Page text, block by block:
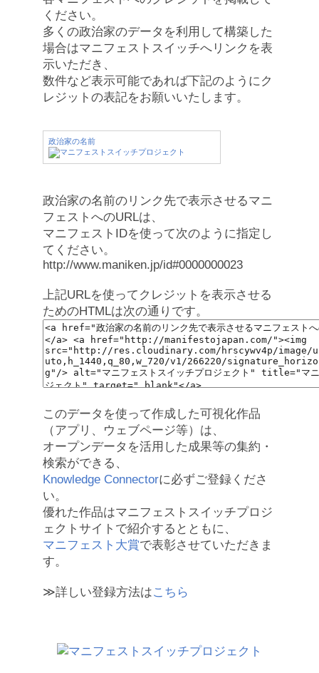
ください。
多くの政治家のデータを利用して構築した
場合はマニフェストスイッチへリンクを表
示いただき、
数件など表示可能であれば下記のようにク
レジットの表記をお願いいたします。
政治家の名前
政治家の名前のリンク先で表示させるマニ
フェストへのURLは、
マニフェストIDを使って次のように指定し
てください。
http://www.maniken.jp/id#0000000023
上記URLを使ってクレジットを表示させる
ためのHTMLは次の通りです。
このデータを使って作成した可視化作品
（アプリ、ウェブページ等）は、
オープンデータを活用した成果等の集約・
検索ができる、
Knowledge Connectorに必ずご登録くださ
い。
優れた作品はマニフェストスイッチプロジ
ェクトサイトで紹介するとともに、
マニフェスト大賞で表彰させていただきま
す。
≫詳しい登録方法はこちら